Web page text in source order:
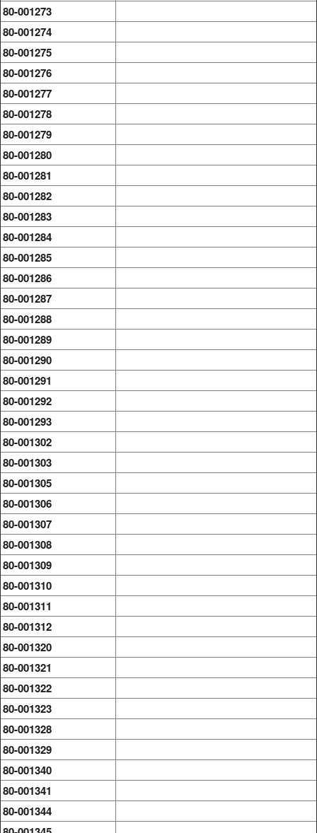
80-001273
80-001274
80-001275
80-001276
80-001277
80-001278
80-001279
80-001280
80-001281
80-001282
80-001283
80-001284
80-001285
80-001286
80-001287
80-001288
80-001289
80-001290
80-001291
80-001292
80-001293
80-001302
80-001303
80-001305
80-001306
80-001307
80-001308
80-001309
80-001310
80-001311
80-001312
80-001320
80-001321
80-001322
80-001323
80-001328
80-001329
80-001340
80-001341
80-001344